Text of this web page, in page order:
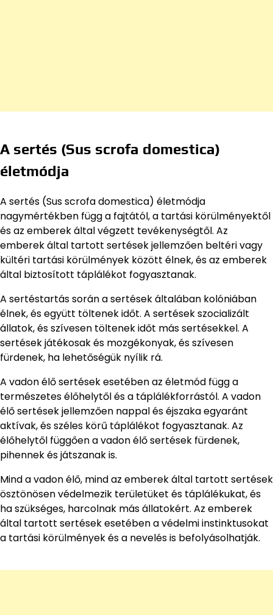
A sertés (Sus scrofa domestica)
életmódja
A sertés (Sus scrofa domestica) életmódja
nagymértékben függ a fajtától, a tartási körülményektől
és az emberek által végzett tevékenységtől. Az
emberek által tartott sertések jellemzően beltéri vagy
kültéri tartási körülmények között élnek, és az emberek
által biztosított táplálékot fogyasztanak.
A sertéstartás során a sertések általában kolóniában
élnek, és együtt töltenek időt. A sertések szocializált
állatok, és szívesen töltenek időt más sertésekkel. A
sertések játékosak és mozgékonyak, és szívesen
fürdenek, ha lehetőségük nyílik rá.
A vadon élő sertések esetében az életmód függ a
természetes élőhelytől és a táplálékforrástól. A vadon
élő sertések jellemzően nappal és éjszaka egyaránt
aktívak, és széles körű táplálékot fogyasztanak. Az
élőhelytől függően a vadon élő sertések fürdenek,
pihennek és játszanak is.
Mind a vadon élő, mind az emberek által tartott sertések
ösztönösen védelmezik területüket és táplálékukat, és
ha szükséges, harcolnak más állatokért. Az emberek
által tartott sertések esetében a védelmi instinktusokat
a tartási körülmények és a nevelés is befolyásolhatják.